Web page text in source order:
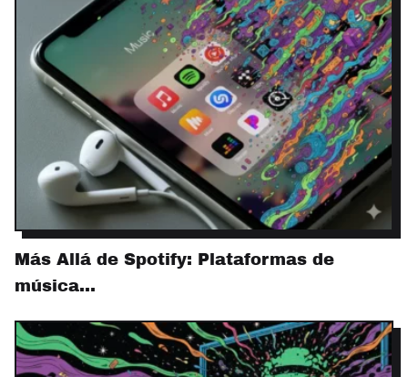
Más Allá de Spotify: Plataformas de
música…